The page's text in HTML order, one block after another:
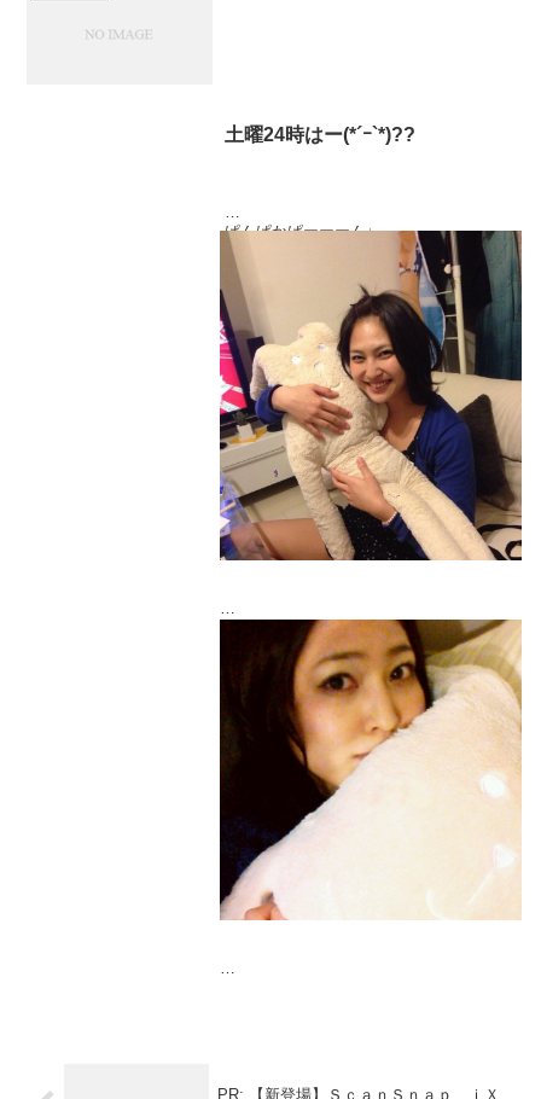
土曜24時はー(*´ｰ`*)??
ぱんぱかぱーーーん♩
本日24時からは、
世界さまぁ～リゾートだよ(* •́ω•̀ *)
TBSだよおおおおおおおお！
録画もしてね♡
写真は、我が家のうーたんと。
うーたん、顔おっきい…。
みんなお楽しみに('-' )ﾉｼ
PR: 【新登場】ＳｃａｎＳｎａｐ ｉＸ